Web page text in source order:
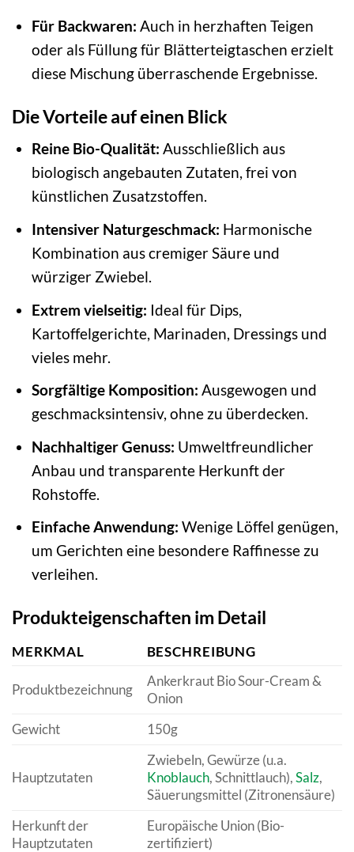
Für Backwaren: Auch in herzhaften Teigen
oder als Füllung für Blätterteigtaschen erzielt
diese Mischung überraschende Ergebnisse.
Die Vorteile auf einen Blick
Reine Bio-Qualität: Ausschließlich aus
biologisch angebauten Zutaten, frei von
künstlichen Zusatzstoffen.
Intensiver Naturgeschmack: Harmonische
Kombination aus cremiger Säure und
würziger Zwiebel.
Extrem vielseitig: Ideal für Dips,
Kartoffelgerichte, Marinaden, Dressings und
vieles mehr.
Sorgfältige Komposition: Ausgewogen und
geschmacksintensiv, ohne zu überdecken.
Nachhaltiger Genuss: Umweltfreundlicher
Anbau und transparente Herkunft der
Rohstoffe.
Einfache Anwendung: Wenige Löffel genügen,
um Gerichten eine besondere Raffinesse zu
verleihen.
Produkteigenschaften im Detail
MERKMAL BESCHREIBUNG
Produktbezeichnung
Ankerkraut Bio Sour-Cream &
Onion
Gewicht
150g
Hauptzutaten
Zwiebeln, Gewürze (u.a.
Knoblauch, Schnittlauch),Salz,
Säuerungsmittel (Zitronensäure)
Herkunft der
Hauptzutaten
Europäische Union (Bio-
zertifiziert)